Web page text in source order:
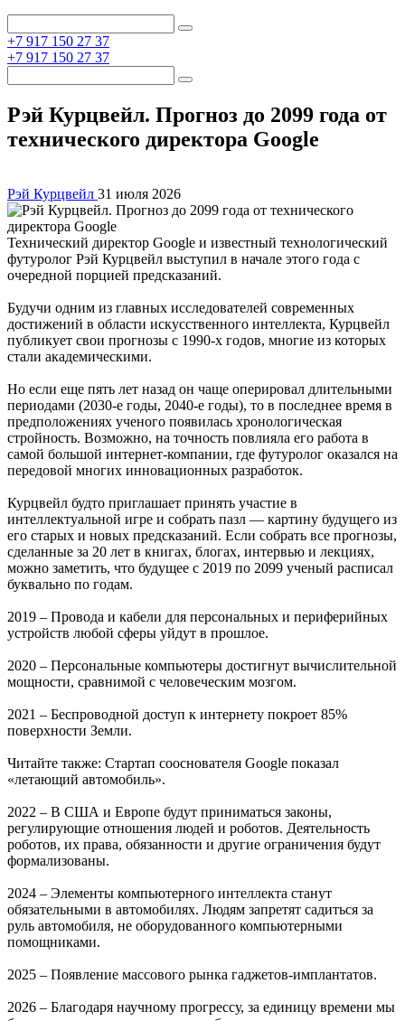
+7 917 150 27 37
+7 917 150 27 37
Рэй Курцвейл. Прогноз до 2099 года от
технического директора Google
Рэй Курцвейл 31 июля 2026
Технический директор Google и известный технологический
футуролог Рэй Курцвейл выступил в начале этого года с
очередной порцией предсказаний.
Будучи одним из главных исследователей современных
достижений в области искусственного интеллекта, Курцвейл
публикует свои прогнозы с 1990-х годов, многие из которых
стали академическими.
Но если еще пять лет назад он чаще оперировал длительными
периодами (2030-е годы, 2040-е годы), то в последнее время в
предположениях ученого появилась хронологическая
стройность. Возможно, на точность повлияла его работа в
самой большой интернет-компании, где футуролог оказался на
передовой многих инновационных разработок.
Курцвейл будто приглашает принять участие в
интеллектуальной игре и собрать пазл — картину будущего из
его старых и новых предсказаний. Если собрать все прогнозы,
сделанные за 20 лет в книгах, блогах, интервью и лекциях,
можно заметить, что будущее с 2019 по 2099 ученый расписал
буквально по годам.
2019 – Провода и кабели для персональных и периферийных
устройств любой сферы уйдут в прошлое.
2020 – Персональные компьютеры достигнут вычислительной
мощности, сравнимой с человеческим мозгом.
2021 – Беспроводной доступ к интернету покроет 85%
поверхности Земли.
Читайте также: Стартап сооснователя Google показал
«летающий автомобиль».
2022 – В США и Европе будут приниматься законы,
регулирующие отношения людей и роботов. Деятельность
роботов, их права, обязанности и другие ограничения будут
формализованы.
2024 – Элементы компьютерного интеллекта станут
обязательными в автомобилях. Людям запретят садиться за
руль автомобиля, не оборудованного компьютерными
помощниками.
2025 – Появление массового рынка гаджетов-имплантатов.
2026 – Благодаря научному прогрессу, за единицу времени мы